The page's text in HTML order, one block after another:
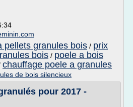
pellets granules bois / prix
bois / poele a bois
chauffage poele a granules
de bois silencieux
pour 2017 -